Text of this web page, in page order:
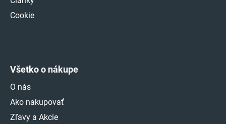
Cookie
Všetko o nákupe
O nás
Ako nakupovať
Zľavy a Akcie